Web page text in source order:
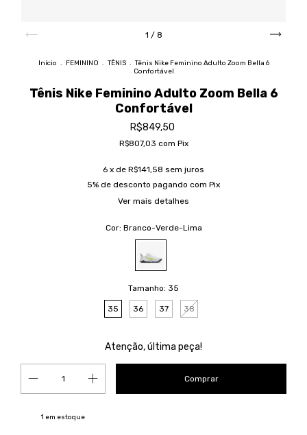
1 / 8
Início . FEMININO . TÊNIS . Tênis Nike Feminino Adulto Zoom Bella 6
Confortável
Tênis Nike Feminino Adulto Zoom Bella 6
Confortável
R$849,50
R$807,03 com Pix
6 x de R$141,58 sem juros
5% de desconto pagando com Pix
Ver mais detalhes
Cor: Branco-Verde-Lima
Tamanho: 35
35 36 37 38
Atenção, última peça!
1 em estoque